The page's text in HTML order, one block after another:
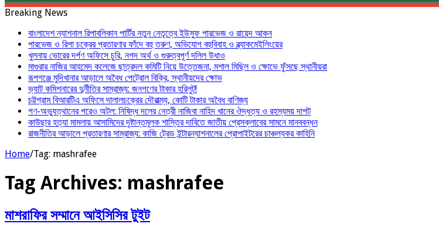
Breaking News
বাংলাদেশ ন্যাশনাল রিপাবলিকান পার্টির নতুন নেতৃত্বে ইউসুফ পারভেজ ও রায়েদ আকন
পারভেজ ও রিপা চক্রের প্রতারণার ফাঁদে বহু তরুণ, অভিযোগ বহুবিবাহ ও ব্ল্যাকমেইলিংয়ের
খুলনায় ভোরের দর্পণ অফিসে চুরি, নগদ অর্থ ও গুরুত্বপূর্ণ দলিল উধাও
মাগুরার নাজির আহমেদ কলেজে ছাত্রদল কমিটি নিয়ে উত্তেজনা, মশাল মিছিল ও ক্ষোভে ফুঁসছে স্থানীয়রা
রূপগঞ্জে মুদিখানার আড়ালে অবৈধ পেট্রোল বিক্রি, স্থানীয়দের ক্ষোভ
ভ্যাট কমিশনারের দুর্নীতির সাম্রাজ্য: জনগণের টাকার হরিলুট!
চট্টগ্রাম বিআরটিএ অফিসে দালালচক্রের দৌরাত্ম্য, কোটি টাকার অবৈধ বাণিজ্য
গণ-অভ্যুত্থানের পরেও অটল: নিষিদ্ধ দলের নেত্রী নাজিবা নাহিদ খানের ঔদ্ধত্য ও রহস্যময় দাপট
কাউছার হত্যা মামলায় আসামিদের দৃষ্টান্তমূলক শাস্তির দাবিতে জাতীয় প্রেসক্লাবের সামনে মানববন্ধন
রাজনীতির আড়ালে প্রতারণার সাম্রাজ্য: কাজি ট্রেড ইন্টারন্যাশনালের প্রোপাইটরের চাঞ্চল্যকর কাহিনি
Home/Tag: mashrafee
Tag Archives: mashrafee
মাশরাফির সম্মানে আইসিসির টুইট